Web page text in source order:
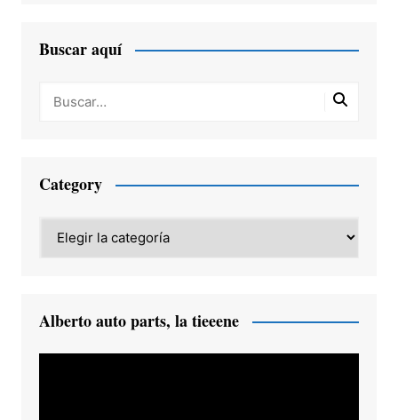
Buscar aquí
Category
Category
Alberto auto parts, la tieeene